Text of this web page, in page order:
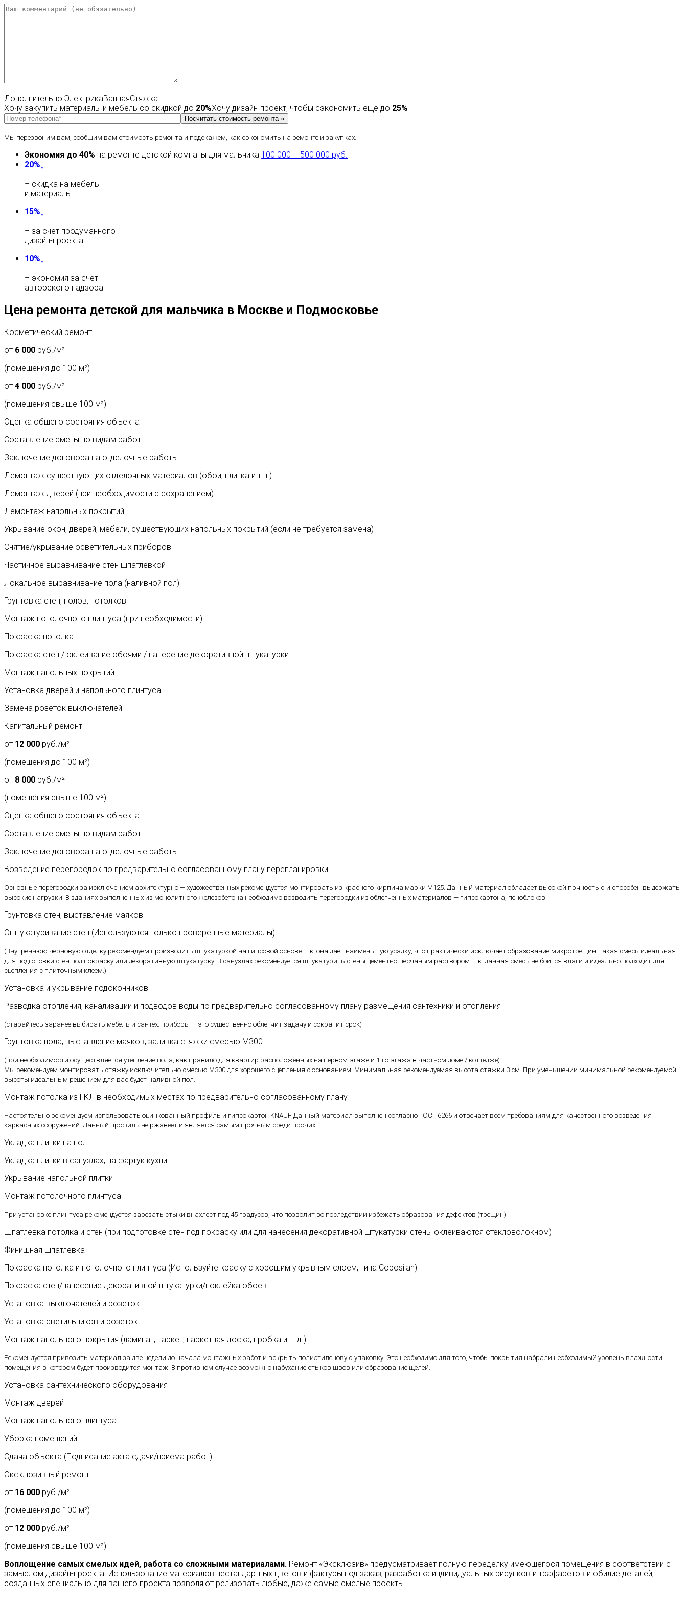
Дополнительно:ЭлектрикаВаннаяСтяжка
Хочу закупить материалы и мебель со скидкой до 20%Хочу дизайн-проект, чтобы сэкономить еще до 25%
Мы перезвоним вам, сообщим вам стоимость ремонта и подскажем, как сэкономить на ремонте и закупках.
Экономия до 40% на ремонте детской комнаты для мальчика 100 000 – 500 000 руб.
20%»
– скидка на мебель
и материалы
15%»
– за счет продуманного
дизайн-проекта
10%»
– экономия за счет
авторского надзора
Цена ремонта детской для мальчика в Москве и Подмосковье
Косметический ремонт
от 6 000 руб./м²
(помещения до 100 м²)
от 4 000 руб./м²
(помещения свыше 100 м²)
Оценка общего состояния объекта
Составление сметы по видам работ
Заключение договора на отделочные работы
Демонтаж существующих отделочных материалов (обои, плитка и т.п.)
Демонтаж дверей (при необходимости с сохранением)
Демонтаж напольных покрытий
Укрывание окон, дверей, мебели, существующих напольных покрытий (если не требуется замена)
Снятие/укрывание осветительных приборов
Частичное выравнивание стен шпатлевкой
Локальное выравнивание пола (наливной пол)
Грунтовка стен, полов, потолков
Монтаж потолочного плинтуса (при необходимости)
Покраска потолка
Покраска стен / оклеивание обоями / нанесение декоративной штукатурки
Монтаж напольных покрытий
Установка дверей и напольного плинтуса
Замена розеток выключателей
Капитальный ремонт
от 12 000 руб./м²
(помещения до 100 м²)
от 8 000 руб./м²
(помещения свыше 100 м²)
Оценка общего состояния объекта
Составление сметы по видам работ
Заключение договора на отделочные работы
Возведение перегородок по предварительно согласованному плану перепланировки
Основные перегородки за исключением архитектурно — художественных рекомендуется монтировать из красного кирпича марки М125. Данный материал обладает высокой прчностью и способен выдержать
высокие нагрузки. В зданиях выполненных из монолитного железобетона необходимо возводить перегородки из облегченных материалов — гипсокартона, пеноблоков.
Грунтовка стен, выставление маяков
Оштукатуривание стен (Используются только проверенные материалы)
(Внутреннюю черновую отделку рекомендуем производить штукатуркой на гипсовой основе т. к. она дает наименьшую усадку, что практически исключает образование микротрещин. Такая смесь идеальная
для подготовки стен под покраску или декоративную штукатурку. В санузлах рекомендуется штукатурить стены цементно-песчаным раствором т. к. данная смесь не боится влаги и идеально подходит для
сцепления с плиточным клеем.)
Установка и укрывание подоконников
Разводка отопления, канализации и подводов воды по предварительно согласованному плану размещения сантехники и отопления
(старайтесь заранее выбирать мебель и сантех. приборы — это существенно облегчит задачу и сократит срок)
Грунтовка пола, выставление маяков, заливка стяжки смесью М300
(при необходимости осуществляется утепление пола, как правило для квартир расположенных на первом этаже и 1-го этажа в частном доме / коттедже)
Мы рекомендуем монтировать стяжку исключительно смесью М300 для хорошего сцепления с основанием. Минимальная рекомендуемая высота стяжки 3 см. При уменьшении минимальной рекомендуемой
высоты идеальным решением для вас будет наливной пол.
Монтаж потолка из ГКЛ в необходимых местах по предварительно согласованному плану
Настоятельно рекомендуем использовать оцинкованный профиль и гипсокартон KNAUF. Данный материал выполнен согласно ГОСТ 6266 и отвечает всем требованиям для качественного возведения
каркасных сооружений. Данный профиль не ржавеет и является самым прочным среди прочих.
Укладка плитки на пол
Укладка плитки в санузлах, на фартук кухни
Укрывание напольной плитки
Монтаж потолочного плинтуса
При установке плинтуса рекомендуется зарезать стыки внахлест под 45 градусов, что позволит во последствии избежать образования дефектов (трещин).
Шпатлевка потолка и стен (при подготовке стен под покраску или для нанесения декоративной штукатурки стены оклеиваются стекловолокном)
Финишная шпатлевка
Покраска потолка и потолочного плинтуса (Используйте краску с хорошим укрывным слоем, типа Coposilan)
Покраска стен/нанесение декоративной штукатурки/поклейка обоев
Установка выключателей и розеток
Установка светильников и розеток
Монтаж напольного покрытия (ламинат, паркет, паркетная доска, пробка и т. д.)
Рекомендуется привозить материал за две недели до начала монтажных работ и вскрыть полиэтиленовую упаковку. Это необходимо для того, чтобы покрытия набрали необходимый уровень влажности
помещения в котором будет производится монтаж. В противном случае возможно набухание стыков швов или образование щелей.
Установка сантехнического оборудования
Монтаж дверей
Монтаж напольного плинтуса
Уборка помещений
Сдача объекта (Подписание акта сдачи/приема работ)
Эксклюзивный ремонт
от 16 000 руб./м²
(помещения до 100 м²)
от 12 000 руб./м²
(помещения свыше 100 м²)
Воплощение самых смелых идей, работа со сложными материалами. Ремонт «Эксклюзив» предусматривает полную переделку имеющегося помещения в соответствии с
замыслом дизайн-проекта. Использование материалов нестандартных цветов и фактуры под заказ, разработка индивидуальных рисунков и трафаретов и обилие деталей,
созданных специально для вашего проекта позволяют релизовать любые, даже самые смелые проекты.